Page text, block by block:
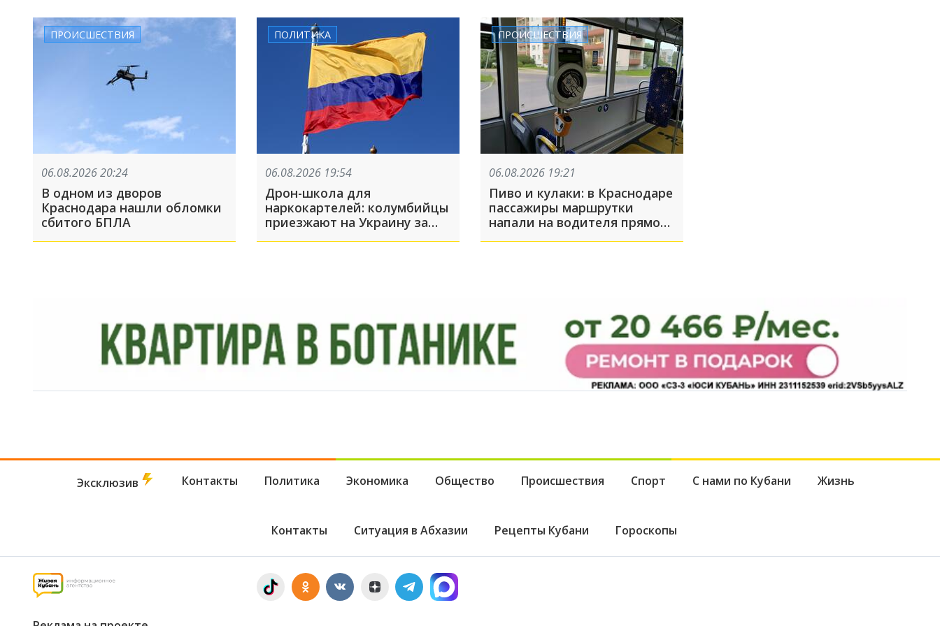
ПРОИСШЕСТВИЯ
06.08.2026 20:24
В одном из дворов
Краснодара нашли обломки
сбитого БПЛА
ПОЛИТИКА
06.08.2026 19:54
Дрон-школа для
наркокартелей: колумбийцы
приезжают на Украину за
опытом управления БПЛА
ПРОИСШЕСТВИЯ
06.08.2026 19:21
Пиво и кулаки: в Краснодаре
пассажиры маршрутки
напали на водителя прямо
во время движения
Эксклюзив Контакты Политика Экономика Общество Происшествия Спорт С нами по Кубани Жизнь
Контакты Ситуация в Абхазии Рецепты Кубани Гороскопы